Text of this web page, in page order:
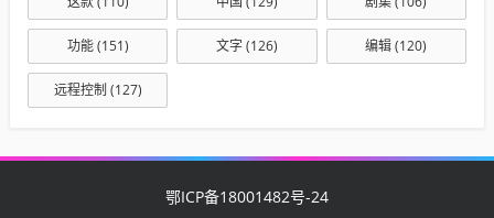
功能(151) 文字(126) 编辑(120)
远程控制 (127)
鄂ICP备18001482号-24